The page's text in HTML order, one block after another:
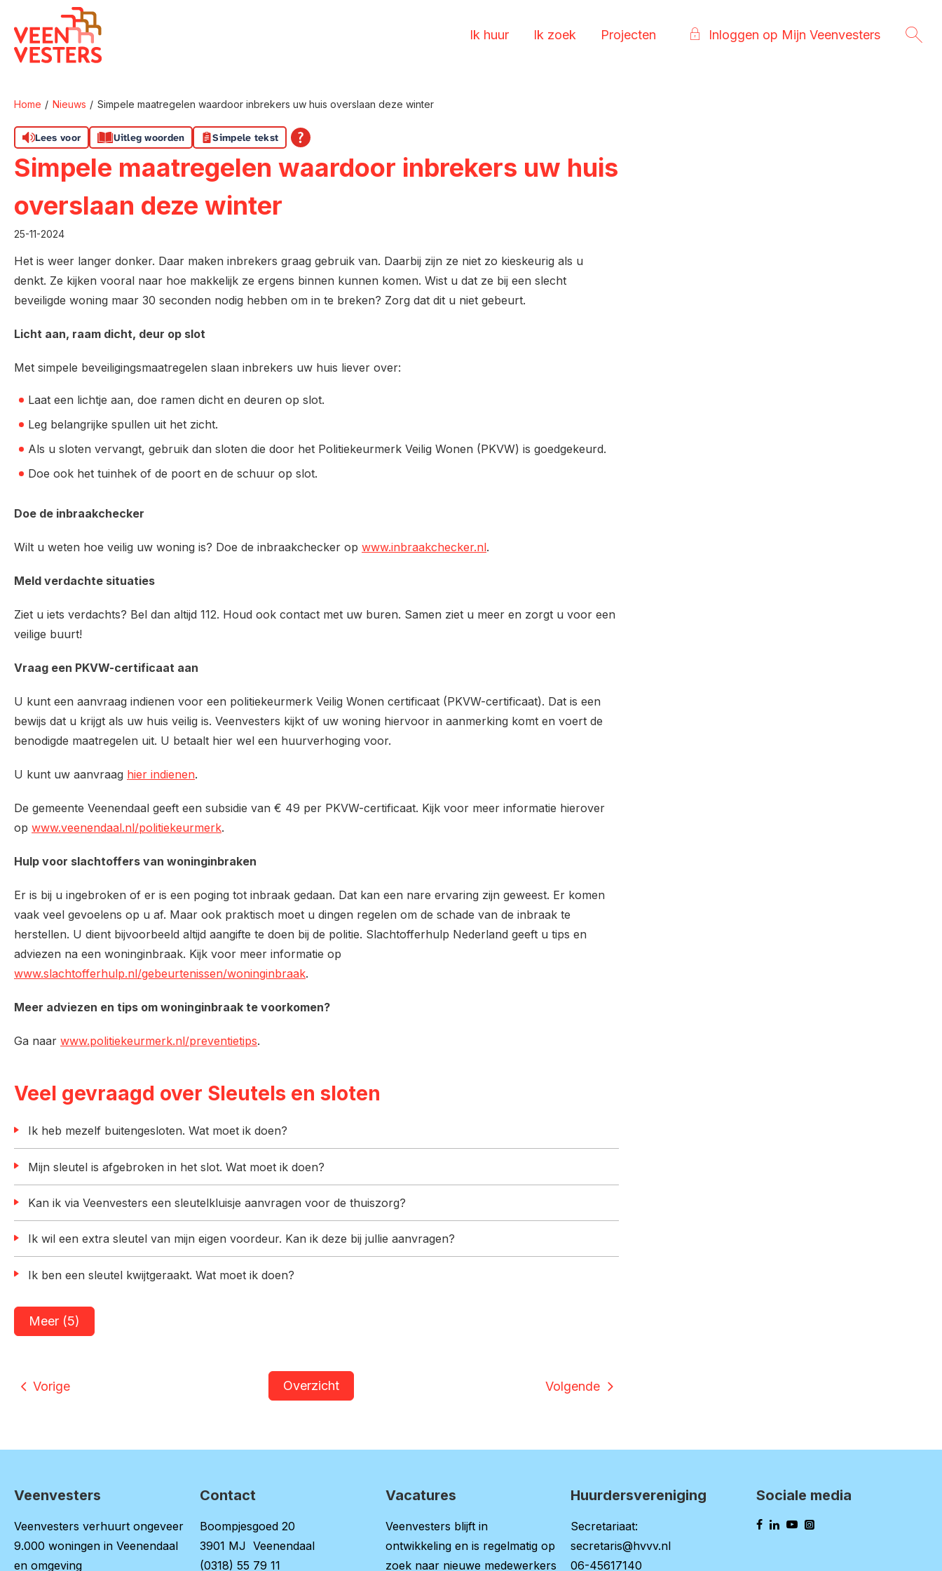
Naar hoofdinhoud
Naar hoofdnavigatiemenu
Naar zoeken
Naar de homepage
Ik huur Ik zoek Projecten Inloggen op Mijn Veenvesters
Home Nieuws Simpele maatregelen waardoor inbrekers uw huis overslaan deze winter
Lees voor Uitleg woorden Simpele tekst
Simpele maatregelen waardoor inbrekers uw huis
overslaan deze winter
25-11-2024
Het is weer langer donker. Daar maken inbrekers graag gebruik van. Daarbij zijn ze niet zo kieskeurig als u
denkt. Ze kijken vooral naar hoe makkelijk ze ergens binnen kunnen komen. Wist u dat ze bij een slecht
beveiligde woning maar 30 seconden nodig hebben om in te breken? Zorg dat dit u niet gebeurt.
Licht aan, raam dicht, deur op slot
Met simpele beveiligingsmaatregelen slaan inbrekers uw huis liever over:
Laat een lichtje aan, doe ramen dicht en deuren op slot.
Leg belangrijke spullen uit het zicht.
Als u sloten vervangt, gebruik dan sloten die door het Politiekeurmerk Veilig Wonen (PKVW) is goedgekeurd.
Doe ook het tuinhek of de poort en de schuur op slot.
Doe de inbraakchecker
Wilt u weten hoe veilig uw woning is? Doe de inbraakchecker op www.inbraakchecker.nl.
Meld verdachte situaties
Ziet u iets verdachts? Bel dan altijd 112. Houd ook contact met uw buren. Samen ziet u meer en zorgt u voor een
veilige buurt!
Vraag een PKVW-certificaat aan
U kunt een aanvraag indienen voor een politiekeurmerk Veilig Wonen certificaat (PKVW-certificaat). Dat is een
bewijs dat u krijgt als uw huis veilig is. Veenvesters kijkt of uw woning hiervoor in aanmerking komt en voert de
benodigde maatregelen uit. U betaalt hier wel een huurverhoging voor.
U kunt uw aanvraag hier indienen.
De gemeente Veenendaal geeft een subsidie van € 49 per PKVW-certificaat. Kijk voor meer informatie hierover
op www.veenendaal.nl/politiekeurmerk.
Hulp voor slachtoffers van woninginbraken
Er is bij u ingebroken of er is een poging tot inbraak gedaan. Dat kan een nare ervaring zijn geweest. Er komen
vaak veel gevoelens op u af. Maar ook praktisch moet u dingen regelen om de schade van de inbraak te
herstellen. U dient bijvoorbeeld altijd aangifte te doen bij de politie. Slachtofferhulp Nederland geeft u tips en
adviezen na een woninginbraak. Kijk voor meer informatie op
www.slachtofferhulp.nl/gebeurtenissen/woninginbraak.
Meer adviezen en tips om woninginbraak te voorkomen?
Ga naar www.politiekeurmerk.nl/preventietips.
Veel gevraagd over Sleutels en sloten
Ik heb mezelf buitengesloten. Wat moet ik doen?
Mijn sleutel is afgebroken in het slot. Wat moet ik doen?
Kan ik via Veenvesters een sleutelkluisje aanvragen voor de thuiszorg?
Ik wil een extra sleutel van mijn eigen voordeur. Kan ik deze bij jullie aanvragen?
Ik ben een sleutel kwijtgeraakt. Wat moet ik doen?
Meer (5)
Volgende
Overzicht
Vorige
Contactinformatie
Veenvesters
Veenvesters verhuurt ongeveer
9.000 woningen in Veenendaal
en omgeving
Contact
Boompjesgoed 20
3901 MJ Veenendaal
(0318) 55 79 11
Vacatures
Veenvesters blijft in
ontwikkeling en is regelmatig op
zoek naar nieuwe medewerkers
Huurdersvereniging
Secretariaat:
secretaris@hvvv.nl
06-45617140
Sociale media